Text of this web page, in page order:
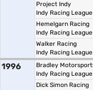
Project Indy
Indy Racing League
Hemelgarn Racing
Indy Racing League
Walker Racing
Indy Racing League
1996
Bradley
Indy Racing League
Dick Simon Racing